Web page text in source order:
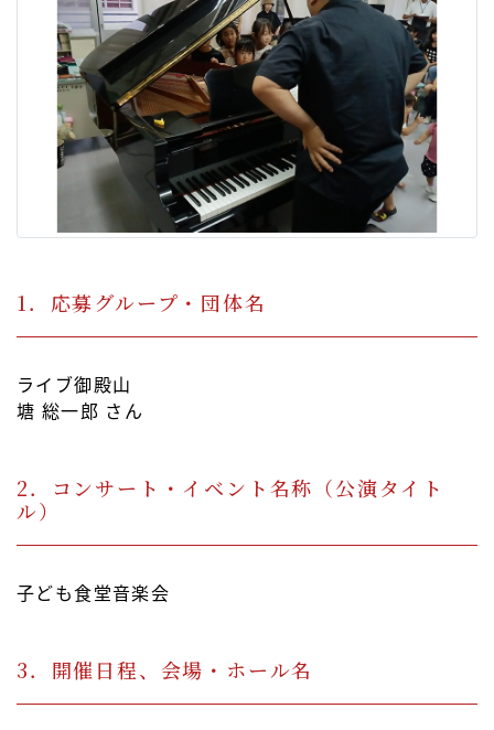
1．応募グループ・団体名
ライブ御殿山
塘 総一郎 さん
2．コンサート・イベント名称（公演タイト
ル）
子ども食堂音楽会
3．開催日程、会場・ホール名